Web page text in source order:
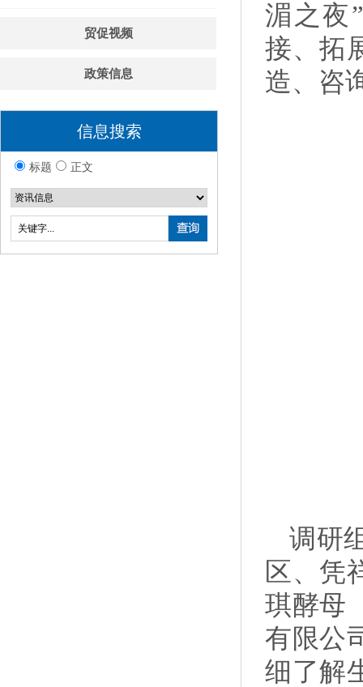
贸促视频
政策信息
信息搜索
标题 正文
湄之夜
接、拓
造、咨
调研
区、凭
琪酵母
有限公
细了解